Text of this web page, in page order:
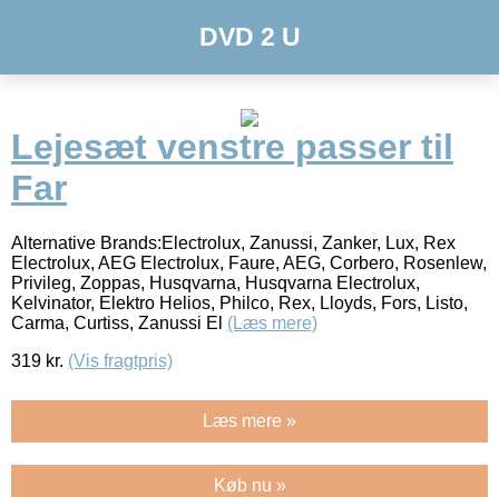
DVD 2 U
Lejesæt venstre passer til
Far
Alternative Brands:Electrolux, Zanussi, Zanker, Lux, Rex
Electrolux, AEG Electrolux, Faure, AEG, Corbero, Rosenlew,
Privileg, Zoppas, Husqvarna, Husqvarna Electrolux,
Kelvinator, Elektro Helios, Philco, Rex, Lloyds, Fors, Listo,
Carma, Curtiss, Zanussi El (Læs mere)
319 kr. (Vis fragtpris)
Læs mere »
Køb nu »